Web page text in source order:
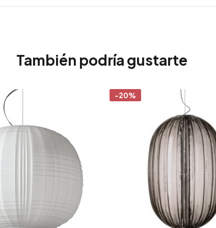
También podría gustarte
-20%